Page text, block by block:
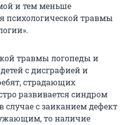
и тем меньше
психологической травмы
травмы логопеды и
с дисграфией и
страдающих
развивается синдром
случае с заиканием дефект
то наличие